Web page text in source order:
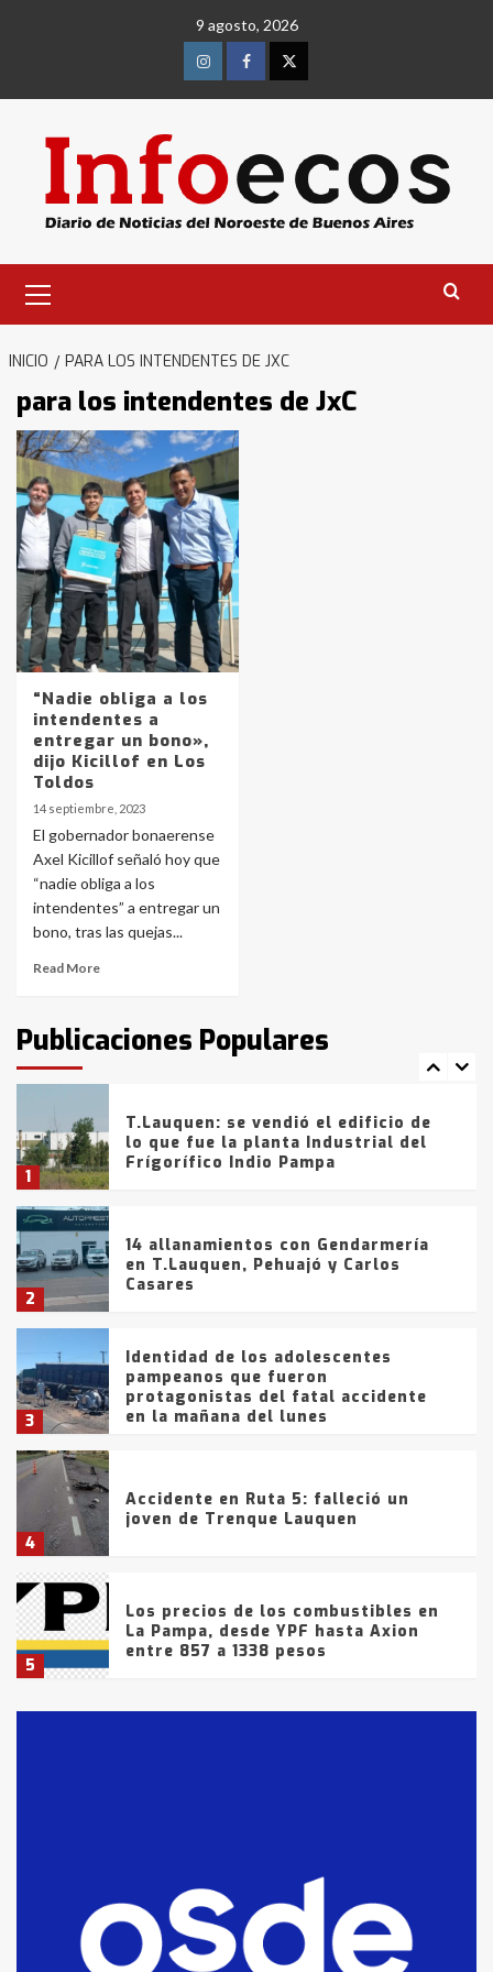
9 agosto, 2026
InstagramFacebookTwitter
primario
INICIO PARA LOS INTENDENTES DE JXC
para los intendentes de JxC
“Nadie obliga a los
intendentes a
entregar un bono»,
dijo Kicillof en Los
Toldos
14 septiembre, 2023
El gobernador bonaerense
Axel Kicillof señaló hoy que
“nadie obliga a los
intendentes” a entregar un
bono, tras las quejas...
Read More
Publicaciones Populares
3
Identidad de los adolescentes
pampeanos que fueron
protagonistas del fatal accidente
en la mañana del lunes
4
Accidente en Ruta 5: falleció un
joven de Trenque Lauquen
5
Los precios de los combustibles en
6
La Bolsa de Cereales de Bahía
Blanca anticipa que Agosto vendrá
con lluvias y heladas, en gran parte
de la provincia
fueron detenidos por
comercialización de drogas en la
tarde del sábado
1
T.Lauquen: se vendió el edificio de
lo que fue la planta Industrial del
Frígorífico Indio Pampa
2
14 allanamientos con Gendarmería
en T.Lauquen, Pehuajó y Carlos
Casares
3
Identidad de los adolescentes
pampeanos que fueron
protagonistas del fatal accidente
en la mañana del lunes
4
Accidente en Ruta 5: falleció un
joven de Trenque Lauquen
5
Los precios de los combustibles en
La Pampa, desde YPF hasta Axion
entre 857 a 1338 pesos
fueron detenidos por
comercialización de drogas en la
tarde del sábado